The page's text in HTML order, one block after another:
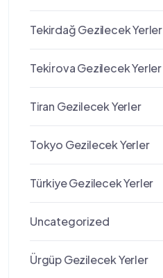
Tekirdağ Gezilecek Yerler
Teki̇rova Gezilecek Yerler
Tiran Gezilecek Yerler
Tokyo Gezilecek Yerler
Türkiye Gezilecek Yerler
Uncategorized
Ürgüp Gezilecek Yerler